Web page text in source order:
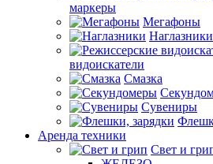
маркеры
Мегафоны
Наглазники
видоискатели
Смазка
Сувениры
Аренда техники
Свет и